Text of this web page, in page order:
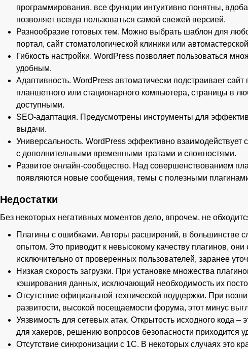
программирования, все функции интуитивно понятны,
позволяет всегда пользоваться самой свежей версией.
Разнообразие готовых тем. Можно выбрать шаблон для
портал, сайт стоматологической клиники или
Гибкость настройки. WordPress позволяет пользоваться
удобным.
Адаптивность. WordPress автоматически подстраивает
планшетного или стационарного компьютера, страницы в
доступными.
SEO-адаптация. Предусмотрены инструменты для
выдачи.
Универсальность. WordPress эффективно взаимодействует
с дополнительными временными тратами и сложностями.
Развитое онлайн-сообщество. Над совершенствованием
появляются новые сообщения, темы с полезными
Недостатки
Без некоторых негативных моментов дело, впрочем, не
Плагины с ошибками. Авторы расширений, в большинстве
опытом. Это приводит к невысокому качеству плагинов,
исключительно от проверенных пользователей, заранее
Низкая скорость загрузки. При установке множества
кэширования данных, исключающий необходимость их
Отсутствие официальной технической поддержки. При
развитости, высокой посещаемости форума, этот минус
Уязвимость для сетевых атак. Открытость исходного
для хакеров, решению вопросов безопасности приходится
Отсутствие синхронизации с 1С. В некоторых случаях это